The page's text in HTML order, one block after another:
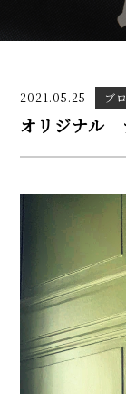
2021.05.25 ブ
オリジナル